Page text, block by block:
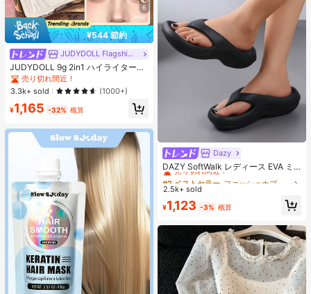
6
¥544 節約
JUDYDOLL Flagship Store
JUDYDOLL 9g 2in1 ハイライター&
コントアーパレット、マット&シマ
ーブラッシュパレット、初心者、自
分用、ギフトにも最適、パーティ
ー、デート、結婚式などのあらゆる
シーンで使用可能
売り切れ間近！
3.3k+ sold
(1000+)
¥1,165 -32% 概算
Dazy
DAZY SoftWalk レディース EVA ミ
ッドヒールプラットフォームビーチ
サンダル - 超軽量、通気性、快適、
ルデザイン、ビーチ、休暇、家庭で
の自由時間、デイリー着用に適し、
オールシーズン、スリップオン、無
地、プリントなし
#2 ベストセラー
売り切れ間近！
#2 ベストセラー
売り切れ間近！
#2 ベストセラー
売り切れ間近！
#2 ベストセラー
売り切れ間近！
2.5k+ sold
¥1,123 -3% 概算